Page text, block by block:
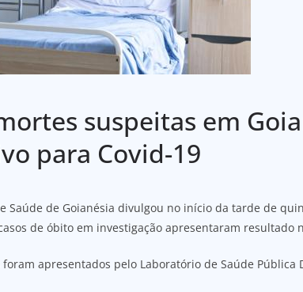
suspeitas em
para Covid-19
Saúde de Goianésia divulgou no início da tarde de
de óbito em investigação apresentaram resultado
apresentados pelo Laboratório de Saúde Pública